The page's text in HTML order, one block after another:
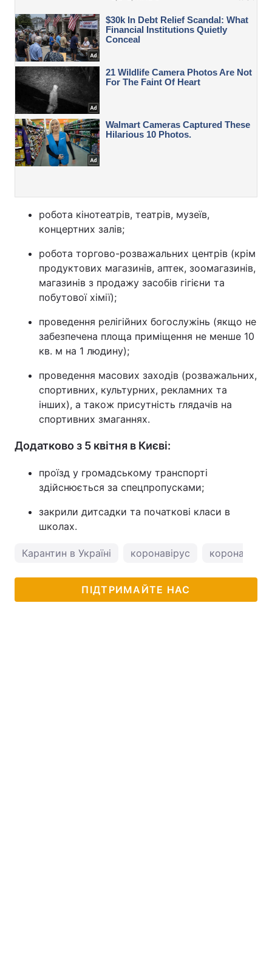
робота кінотеатрів, театрів, музеїв,
концертних залів;
робота торгово-розважальних центрів (крім
продуктових магазинів, аптек, зоомагазинів,
магазинів з продажу засобів гігієни та
побутової хімії);
проведення релігійних богослужінь (якщо не
забезпечена площа приміщення не менше 10
кв. м на 1 людину);
проведення масових заходів (розважальних,
спортивних, культурних, рекламних та
інших), а також присутність глядачів на
спортивних змаганнях.
Додатково з 5 квітня в Києві:
проїзд у громадському транспорті
здійснюється за спецпропусками;
закрили дитсадки та початкові класи в
школах.
Карантин в Україні коронавірус коронавірус
ПІДТРИМАЙТЕ НАС